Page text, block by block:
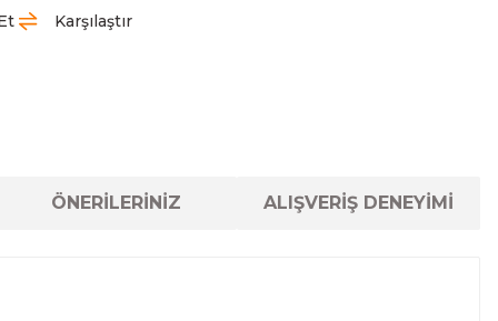
Karşılaştır
ÖNERİLERİNİZ ALIŞVERİŞ DENEYİMİ